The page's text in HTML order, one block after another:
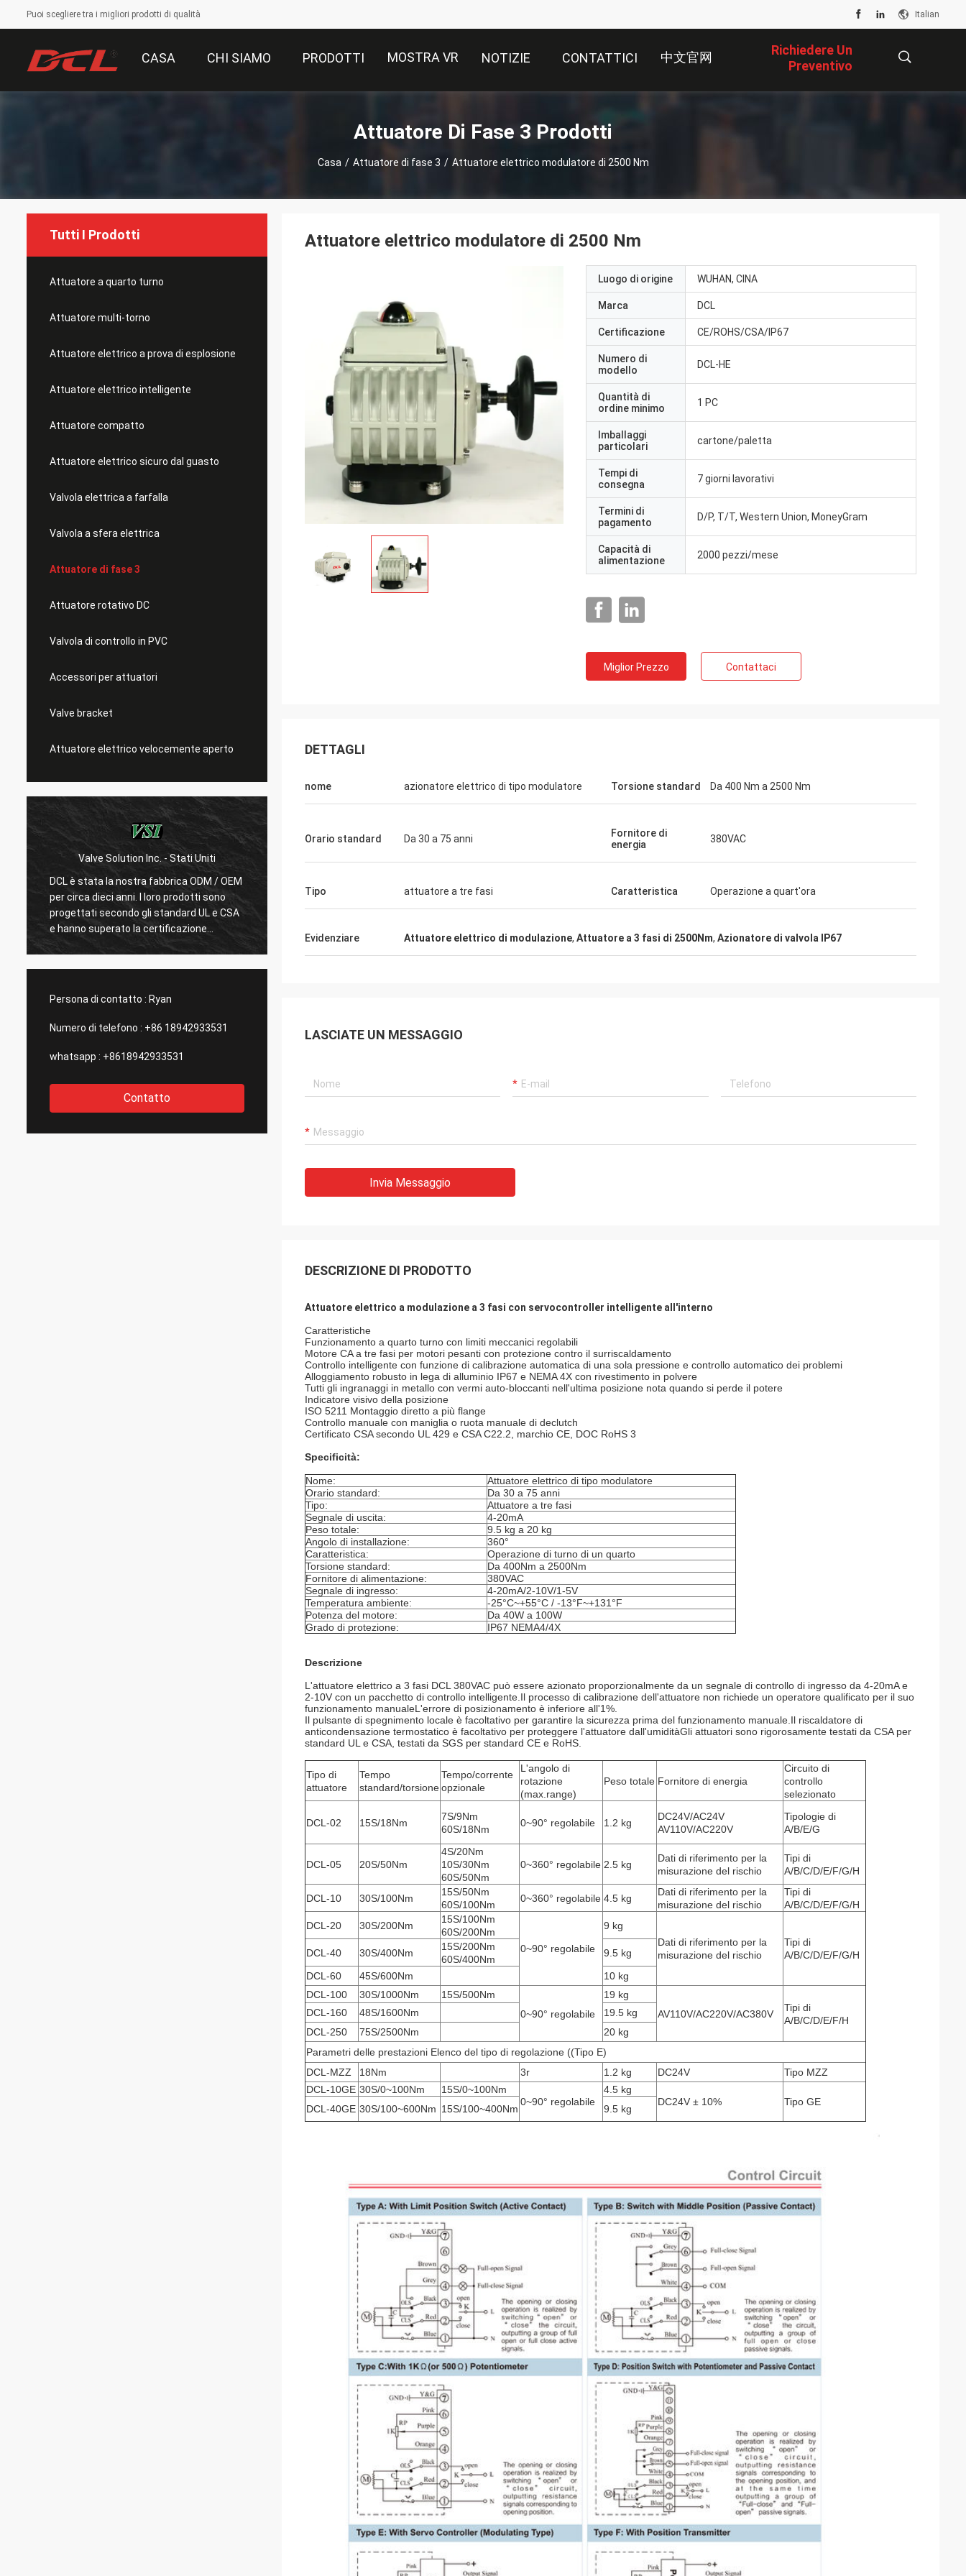
Puoi scegliere tra i migliori prodotti di qualità Italian
CASA CHI SIAMO PRODOTTI MOSTRA VR NOTIZIE CONTATTICI 中文官网
Richiedere Un
Preventivo
Attuatore Di Fase 3 Prodotti
Casa / Attuatore di fase 3 / Attuatore elettrico modulatore di 2500 Nm
Tutti I Prodotti
Attuatore a quarto turno
Attuatore multi-torno
Attuatore elettrico a prova di esplosione
Attuatore elettrico intelligente
Attuatore compatto
Attuatore elettrico sicuro dal guasto
Valvola elettrica a farfalla
Valvola a sfera elettrica
Attuatore di fase 3
Attuatore rotativo DC
Valvola di controllo in PVC
Accessori per attuatori
Valve bracket
Attuatore elettrico velocemente aperto
Solution Inc. - Stati Uniti
la nostra fabbrica ODM / OEM
dieci anni. I loro prodotti sono
secondo gli standard UL e CSA
superato la certificazione
produttori cinesi possono
WESA Armaturen GmbH - Germania
Con 15 anni di collaborazione con DCL,
siamo molto soddisfatti dei prodotti DCL.
DCL considera la qualità prima di tutto e i
loro dipendenti sono molto rigorosi con i
prodotti.Fanno sempre molti esperimenti
e test per confermare i loro nuovi progetti
outsourcing.
anni, i loro attuatori elettrici sono utilizzati
per guidare le vane dei nostri compressori
servono i clienti di HVAC in tutto il mondo
con i prodotti DCLForniscono
Persona di contatto : Ryan
Numero di telefono : +86 18942933531
whatsapp : +8618942933531
Contatto
Attuatore elettrico modulatore di 2500 Nm
Luogo di origine WUHAN, CINA
Marca DCL
Certificazione CE/ROHS/CSA/IP67
Numero di
modello
DCL-HE
Quantità di
ordine minimo
1 PC
Imballaggi
particolari
cartone/paletta
Tempi di
consegna
7 giorni lavorativi
Termini di
pagamento
D/P, T/T, Western Union, MoneyGram
Capacità di
alimentazione
2000 pezzi/mese
Miglior Prezzo Contattaci
DETTAGLI
nome azionatore elettrico di tipo modulatore Torsione standard Da 400 Nm a 2500 Nm
Orario standard Da 30 a 75 anni
Fornitore di
energia
380VAC
Tipo attuatore a tre fasi Caratteristica Operazione a quart'ora
Evidenziare Attuatore elettrico di modulazione, Attuatore a 3 fasi di 2500Nm, Azionatore di valvola IP67
LASCIATE UN MESSAGGIO
Invia Messaggio
DESCRIZIONE DI PRODOTTO
Attuatore elettrico a modulazione a 3 fasi con servocontroller intelligente all'interno
Caratteristiche
Funzionamento a quarto turno con limiti meccanici regolabili
Motore CA a tre fasi per motori pesanti con protezione contro il surriscaldamento
Controllo intelligente con funzione di calibrazione automatica di una sola pressione e controllo automatico dei problemi
Alloggiamento robusto in lega di alluminio IP67 e NEMA 4X con rivestimento in polvere
Tutti gli ingranaggi in metallo con vermi auto-bloccanti nell'ultima posizione nota quando si perde il potere
Indicatore visivo della posizione
ISO 5211 Montaggio diretto a più flange
Controllo manuale con maniglia o ruota manuale di declutch
Certificato CSA secondo UL 429 e CSA C22.2, marchio CE, DOC RoHS 3
Specificità:
Nome:
Attuatore elettrico di tipo modulatore
Orario standard:
Da 30 a 75 anni
Tipo:
Attuatore a tre fasi
Segnale di uscita:
4-20mA
Peso totale:
9.5 kg a 20 kg
Angolo di installazione:
360°
Caratteristica:
Operazione di turno di un quarto
Torsione standard:
Da 400Nm a 2500Nm
Fornitore di alimentazione:
380VAC
Segnale di ingresso:
4-20mA/2-10V/1-5V
Temperatura ambiente:
-25°C~+55°C / -13°F~+131°F
Potenza del motore:
Da 40W a 100W
Grado di protezione:
IP67 NEMA4/4X
Descrizione
L'attuatore elettrico a 3 fasi DCL 380VAC può essere azionato proporzionalmente da un segnale di controllo di ingresso da 4-20mA e
2-10V con un pacchetto di controllo intelligente.Il processo di calibrazione dell'attuatore non richiede un operatore qualificato per il suo
funzionamento manualeL'errore di posizionamento è inferiore all'1%.
Il pulsante di spegnimento locale è facoltativo per garantire la sicurezza prima del funzionamento manuale.Il riscaldatore di
anticondensazione termostatico è facoltativo per proteggere l'attuatore dall'umiditàGli attuatori sono rigorosamente testati da CSA per
standard UL e CSA, testati da SGS per standard CE e RoHS.
Tipo di
attuatore
Tempo
standard/torsione
Tempo/corrente
opzionale
L'angolo di
rotazione
(max.range)
Peso totale Fornitore di energia
Circuito di
controllo
selezionato
DCL-02 15S/18Nm
7S/9Nm
60S/18Nm
0~90° regolabile 1.2 kg
DC24V/AC24V
AV110V/AC220V
Tipologie di
A/B/E/G
DCL-05 20S/50Nm
4S/20Nm
10S/30Nm
60S/50Nm
0~360° regolabile 2.5 kg
Dati di riferimento per la
misurazione del rischio
Tipi di
A/B/C/D/E/F/G/H
DCL-10 30S/100Nm
15S/50Nm
60S/100Nm
0~360° regolabile 4.5 kg
Dati di riferimento per la
misurazione del rischio
Tipi di
A/B/C/D/E/F/G/H
DCL-20
30S/200Nm
15S/100Nm
60S/200Nm
0~90° regolabile
9 kg
Dati di riferimento per la
misurazione del rischio
Tipi di
A/B/C/D/E/F/G/H
DCL-40 30S/400Nm
15S/200Nm
60S/400Nm
9.5 kg
DCL-60
45S/600Nm
10 kg
DCL-100
30S/1000Nm
15S/500Nm
0~90° regolabile
19 kg
AV110V/AC220V/AC380V
Tipi di
A/B/C/D/E/F/H
DCL-160 48S/1600Nm
19.5 kg
DCL-250
75S/2500Nm
20 kg
Parametri delle prestazioni Elenco del tipo di regolazione ((Tipo E)
DCL-MZZ
18Nm 3r 1.2 kg DC24V
Tipo MZZ
DCL-10GE 30S/0~100Nm
15S/0~100Nm
0~90° regolabile
4.5 kg
DC24V ± 10%
Tipo GE
DCL-40GE 30S/100~600Nm 15S/100~400Nm 9.5 kg